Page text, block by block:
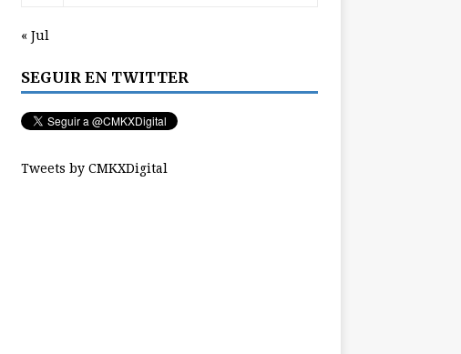
« Jul
SEGUIR EN TWITTER
Tweets by CMKXDigital